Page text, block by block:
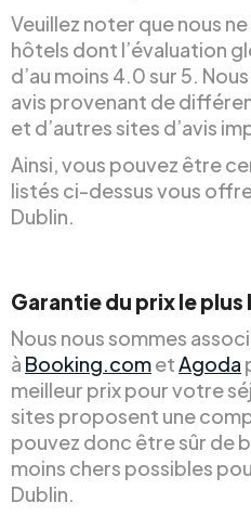
Veuillez noter que nous
hôtels dont l’évaluation
d’au moins 4.0 sur 5.
avis provenant de
et d’autres sites d’avis
Ainsi, vous pouvez être
listés ci-dessus vous
Dublin.
Garantie du prix le plus
Nous nous sommes
à Booking.comet Agoda
meilleur prix pour votre
sites proposent une
pouvez donc être sûr de
moins chers possibles
Dublin.